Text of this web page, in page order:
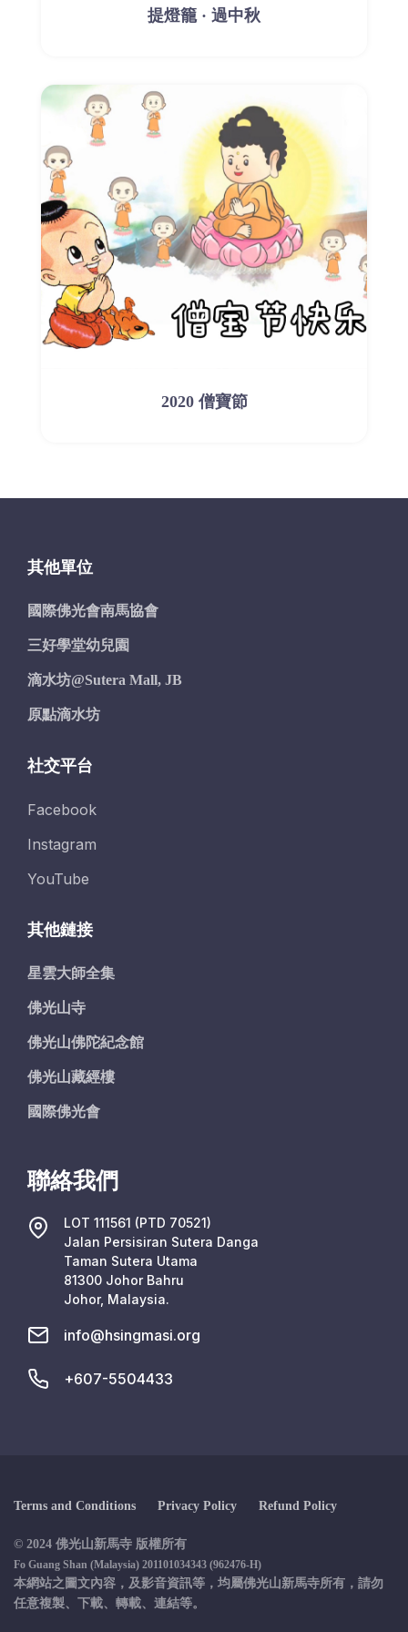
提燈籠 · 過中秋
2020 僧寶節
其他單位
國際佛光會南馬協會
三好學堂幼兒園
滴水坊@Sutera Mall, JB
原點滴水坊
社交平台
Facebook
Instagram
YouTube
其他鏈接
星雲大師全集
佛光山寺
佛光山佛陀紀念館
佛光山藏經樓
國際佛光會
聯絡我們
LOT 111561 (PTD 70521)
Jalan Persisiran Sutera Danga
Taman Sutera Utama
81300 Johor Bahru
Johor, Malaysia.
info@hsingmasi.org
+607-5504433
Terms and Conditions Privacy Policy Refund Policy
© 2024 佛光山新馬寺 版權所有
Fo Guang Shan (Malaysia) 201101034343 (962476-H)
本網站之圖文內容，及影音資訊等，均屬佛光山新馬寺所有，請勿
任意複製、下載、轉載、連結等。